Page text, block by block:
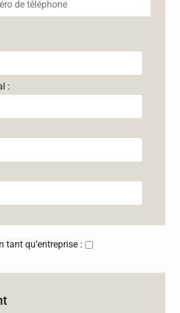
:
tant qu’entreprise :